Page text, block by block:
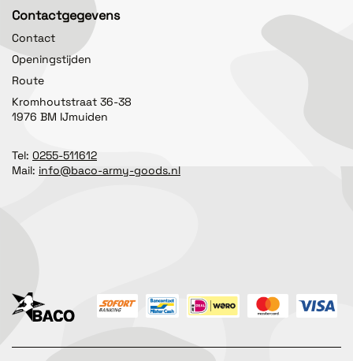
Contactgegevens
Contact
Openingstijden
Route
Kromhoutstraat 36-38
1976 BM IJmuiden
Tel: 0255-511612
Mail: info@baco-army-goods.nl